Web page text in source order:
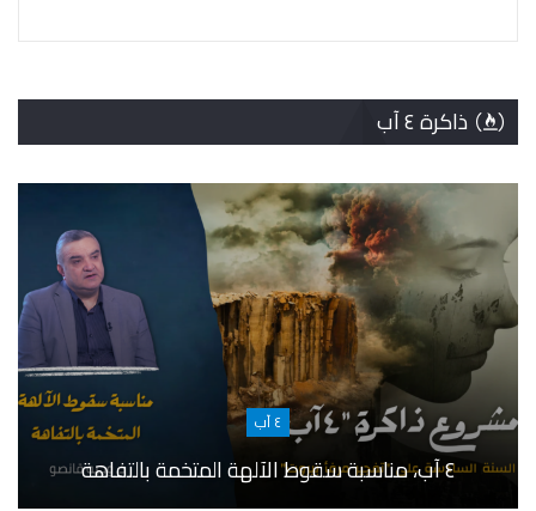
ذاكرة ٤ آب
٤ آب
٤ آب، مناسبة سقوط الآلهة المتخمة بالتفاهة